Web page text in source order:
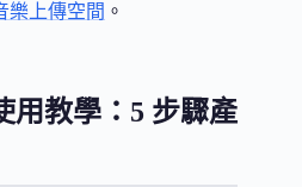
樂上傳空間 。
用教學：5 步驟產